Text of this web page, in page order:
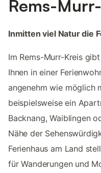
Rems-
Inmitten viel Natur die
Im Rems-Murr-Kreis
Ihnen in einer
angenehm wie möglich
beispielsweise ein
Backnang, Waiblingen
Nähe der
Ferienhaus am Land
für Wanderungen und